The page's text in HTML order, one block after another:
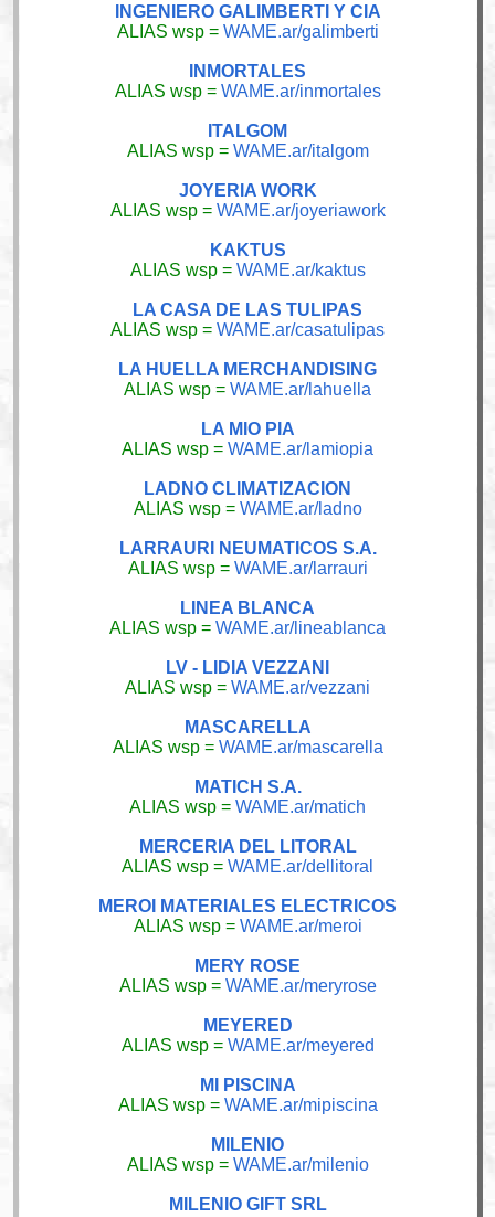
INGENIERO GALIMBERTI Y CIA
ALIAS wsp = WAME.ar/galimberti
INMORTALES
ALIAS wsp = WAME.ar/inmortales
ITALGOM
ALIAS wsp = WAME.ar/italgom
JOYERIA WORK
ALIAS wsp = WAME.ar/joyeriawork
KAKTUS
ALIAS wsp = WAME.ar/kaktus
LA CASA DE LAS TULIPAS
ALIAS wsp = WAME.ar/casatulipas
LA HUELLA MERCHANDISING
ALIAS wsp = WAME.ar/lahuella
LA MIO PIA
ALIAS wsp = WAME.ar/lamiopia
LADNO CLIMATIZACION
ALIAS wsp = WAME.ar/ladno
LARRAURI NEUMATICOS S.A.
ALIAS wsp = WAME.ar/larrauri
LINEA BLANCA
ALIAS wsp = WAME.ar/lineablanca
LV - LIDIA VEZZANI
ALIAS wsp = WAME.ar/vezzani
MASCARELLA
ALIAS wsp = WAME.ar/mascarella
MATICH S.A.
ALIAS wsp = WAME.ar/matich
MERCERIA DEL LITORAL
ALIAS wsp = WAME.ar/dellitoral
MEROI MATERIALES ELECTRICOS
ALIAS wsp = WAME.ar/meroi
MERY ROSE
ALIAS wsp = WAME.ar/meryrose
MEYERED
ALIAS wsp = WAME.ar/meyered
MI PISCINA
ALIAS wsp = WAME.ar/mipiscina
MILENIO
ALIAS wsp = WAME.ar/milenio
MILENIO GIFT SRL